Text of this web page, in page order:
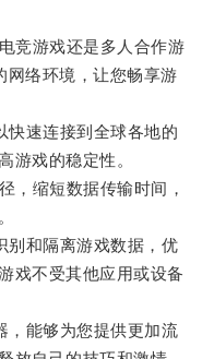
游戏还是多人合作游
网络环境，让您畅享游
速连接到全球各地的
游戏的稳定性。
缩短数据传输时间，
和隔离游戏数据，优
戏不受其他应用或设备
能够为您提供更加流